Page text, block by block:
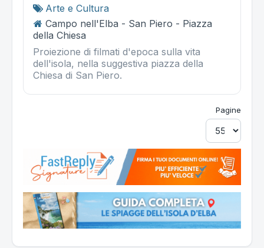
Arte e Cultura
Campo nell'Elba - San Piero - Piazza
della Chiesa
Proiezione di filmati d'epoca sulla vita
dell'isola, nella suggestiva piazza della
Chiesa di San Piero.
Pagine